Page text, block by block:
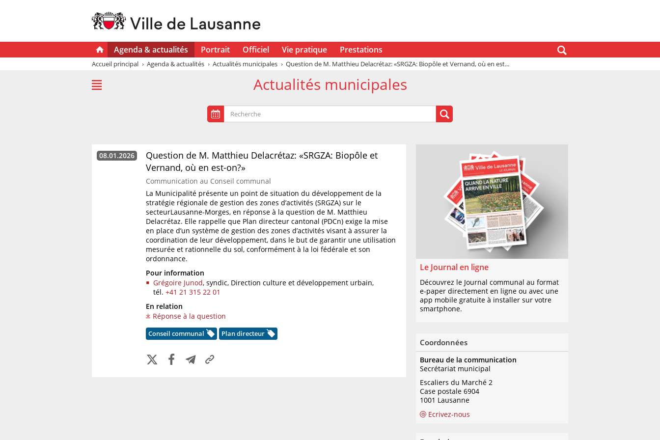
Agenda & actualités Portrait Officiel Vie pratique Prestations
Accueil principal Agenda & actualités Actualités municipales Question de M. Matthieu Delacrétaz: «SRGZA: Biopôle et Vernand, où en est...
Actualités municipales
08.01.2026
Question de M. Matthieu Delacrétaz: «SRGZA: Biopôle et
Vernand, où en est-on?»
Communication au Conseil communal
La Municipalité présente un point de situation du développement de la
stratégie régionale de gestion des zones d’activités (SRGZA) sur le
secteurLausanne-Morges, en réponse à la question de M. Matthieu
Delacrétaz. Elle rappelle que Plan directeur cantonal (PDCn) exige la mise
en place d’un système de gestion des zones d’activités visant à assurer la
coordination de leur développement, dans le but de garantir une utilisation
mesurée et rationnelle du sol, conformément à la loi fédérale et son
ordonnance.
Pour information
Grégoire Junod, syndic, Direction culture et développement urbain,
tél. +41 21 315 22 01
En relation
Réponse à la question
Conseil communal Plan directeur
Le Journal en ligne
Découvrez le Journal communal au format
e-paper directement en ligne ou avec une
app mobile gratuite à installer sur votre
smartphone.
Coordonnées
Bureau de la communication
Secrétariat municipal
Escaliers du Marché 2
Case postale 6904
1001 Lausanne
Ecrivez-nous